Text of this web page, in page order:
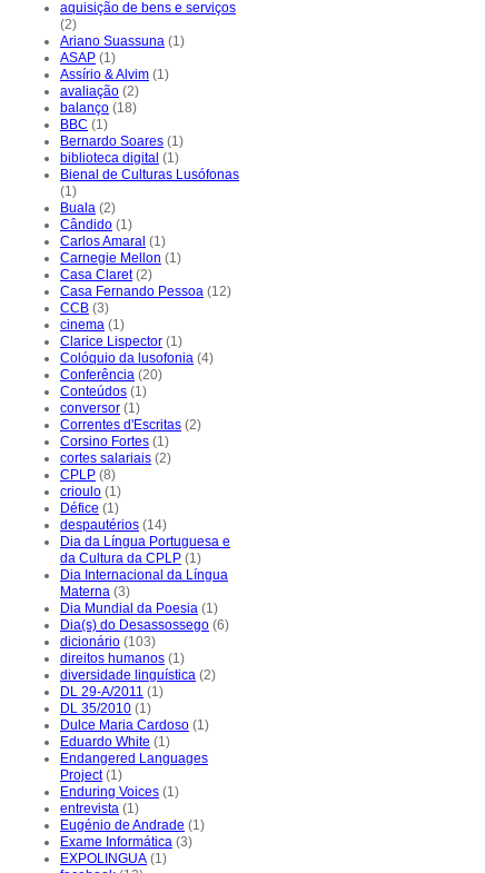
aquisição de bens e serviços
(2)
Ariano Suassuna (1)
ASAP (1)
Assírio & Alvim (1)
avaliação (2)
balanço (18)
BBC (1)
Bernardo Soares (1)
biblioteca digital (1)
Bienal de Culturas Lusófonas
(1)
Buala (2)
Cândido (1)
Carlos Amaral (1)
Carnegie Mellon (1)
Casa Claret (2)
Casa Fernando Pessoa (12)
CCB (3)
cinema (1)
Clarice Lispector (1)
Colóquio da lusofonia (4)
Conferência (20)
Conteúdos (1)
conversor (1)
Correntes d'Escritas (2)
Corsino Fortes (1)
cortes salariais (2)
CPLP (8)
crioulo (1)
Défice (1)
despautérios (14)
Dia da Língua Portuguesa e
da Cultura da CPLP (1)
Dia Internacional da Língua
Materna (3)
Dia Mundial da Poesia (1)
Dia(s) do Desassossego (6)
dicionário (103)
direitos humanos (1)
diversidade linguística (2)
DL 29-A/2011 (1)
DL 35/2010 (1)
Dulce Maria Cardoso (1)
Eduardo White (1)
Endangered Languages
Project (1)
Enduring Voices (1)
entrevista (1)
Eugénio de Andrade (1)
Exame Informática (3)
EXPOLINGUA (1)